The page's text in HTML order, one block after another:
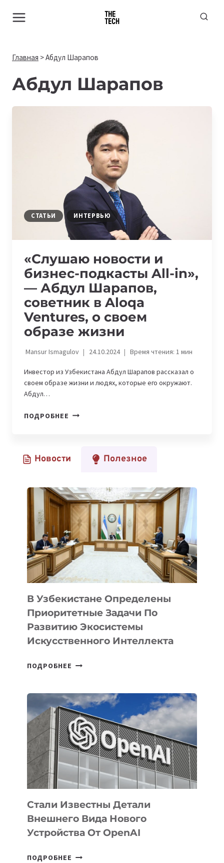
Главная >Абдул Шарапов
Абдул Шарапов
СТАТЬИ ИНТЕРВЬЮ
«Слушаю новости и
бизнес-подкасты All-in»,
— Абдул Шарапов,
советник в Aloqa
Ventures, о своем
образе жизни
Mansur Ismagulov 24.10.2024 Время чтения: 1мин
Инвестор из Узбекистана Абдул Шарапов рассказал о
своем образе жизни и людях, которые его окружают.
Абдул…
ПОДРОБНЕЕ «СЛУШАЮ
ПОДКАСТЫ
—
АБДУЛ
ШАРАПОВ,
СОВЕТНИК
В
ALOQA
VENTURES,
СВОЕМ
ОБРАЗЕ
ЖИЗНИ
Новости Полезное
В Узбекистане Определены
Приоритетные Задачи По
Развитию Экосистемы
Искусственного Интеллекта
ПОДРОБНЕЕ
ПРИОРИТЕТНЫЕ
ЗАДАЧИ
ПО
РАЗВИТИЮ
ЭКОСИСТЕМЫ
ИСКУССТВЕННОГО
ИНТЕЛЛЕКТА
Стали Известны Детали
Внешнего Вида Нового
Устройства От OpenAI
ПОДРОБНЕЕ СТАЛИ